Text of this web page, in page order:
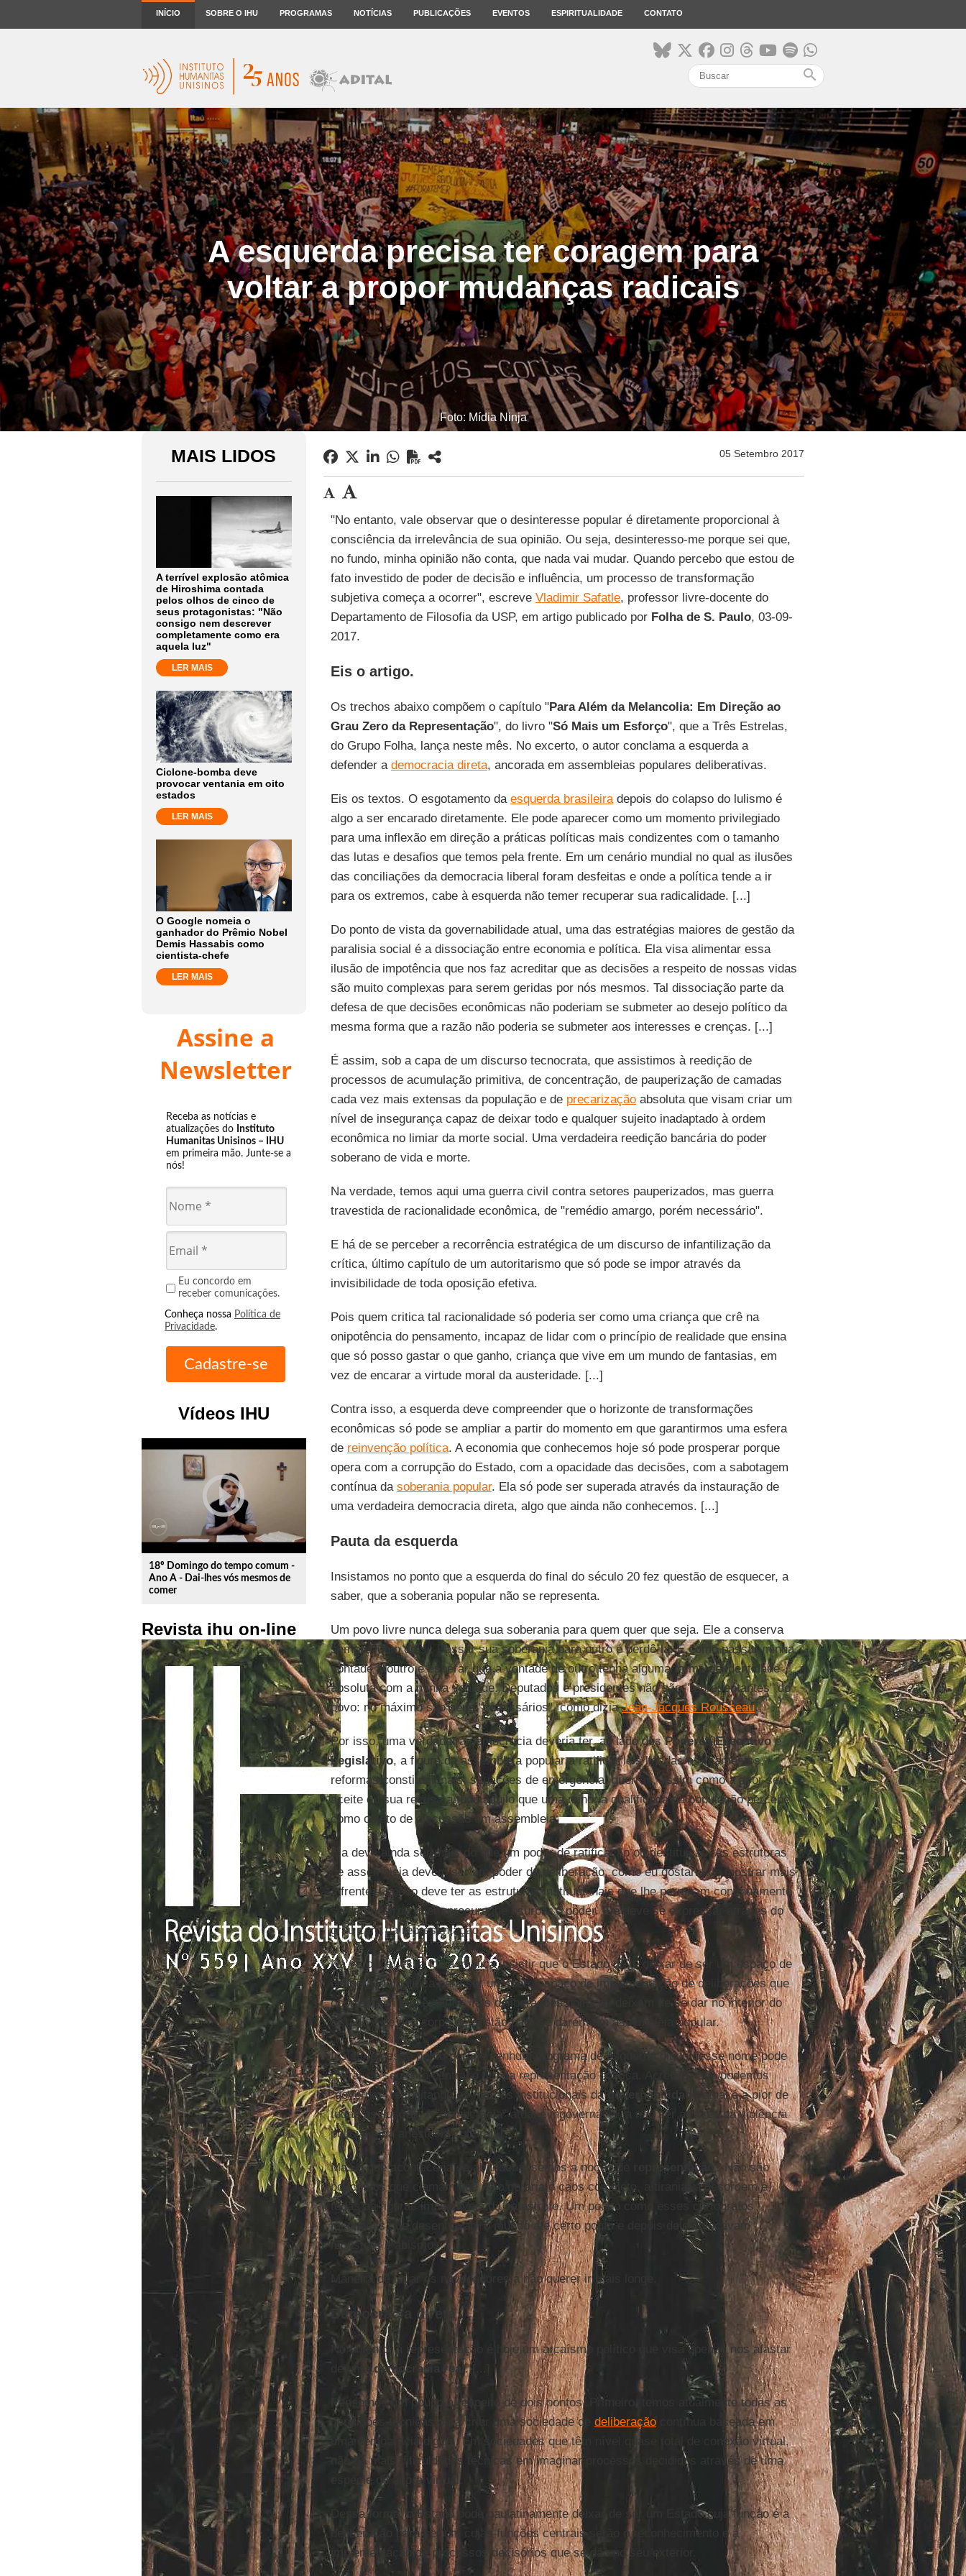
INÍCIO SOBRE O IHU PROGRAMAS NOTÍCIAS PUBLICAÇÕES EVENTOS ESPIRITUALIDADE CONTATO
search
A esquerda precisa ter coragem para
voltar a propor mudanças radicais
Foto: Mídia Ninja
MAIS LIDOS
A terrível explosão atômica
de Hiroshima contada
pelos olhos de cinco de
seus protagonistas: "Não
consigo nem descrever
completamente como era
aquela luz"
LER MAIS
Ciclone-bomba deve
provocar ventania em oito
estados
LER MAIS
O Google nomeia o
ganhador do Prêmio Nobel
Demis Hassabis como
cientista-chefe
LER MAIS
Assine a
Newsletter
Receba as notícias e
atualizações do Instituto
Humanitas Unisinos – IHU
em primeira mão. Junte-se a
nós!
Eu concordo em
receber comunicações.
Conheça nossa Política de
Privacidade.
Vídeos IHU
play_circle_outline
18º Domingo do tempo comum -
Ano A - Dai-lhes vós mesmos de
comer
Revista ihu on-line
05 Setembro 2017
"No entanto, vale observar que o desinteresse popular é diretamente proporcional à
consciência da irrelevância de sua opinião. Ou seja, desinteresso-me porque sei que,
no fundo, minha opinião não conta, que nada vai mudar. Quando percebo que estou de
fato investido de poder de decisão e influência, um processo de transformação
subjetiva começa a ocorrer", escreve Vladimir Safatle, professor livre-docente do
Departamento de Filosofia da USP, em artigo publicado por Folha de S. Paulo, 03-09-
2017.
Eis o artigo.
Os trechos abaixo compõem o capítulo "Para Além da Melancolia: Em Direção ao
Grau Zero da Representação", do livro "Só Mais um Esforço", que a Três Estrelas,
do Grupo Folha, lança neste mês. No excerto, o autor conclama a esquerda a
defender a democracia direta, ancorada em assembleias populares deliberativas.
Eis os textos. O esgotamento da esquerda brasileiradepois do colapso do lulismo é
algo a ser encarado diretamente. Ele pode aparecer como um momento privilegiado
para uma inflexão em direção a práticas políticas mais condizentes com o tamanho
das lutas e desafios que temos pela frente. Em um cenário mundial no qual as ilusões
das conciliações da democracia liberal foram desfeitas e onde a política tende a ir
para os extremos, cabe à esquerda não temer recuperar sua radicalidade. [...]
Do ponto de vista da governabilidade atual, uma das estratégias maiores de gestão da
paralisia social é a dissociação entre economia e política. Ela visa alimentar essa
ilusão de impotência que nos faz acreditar que as decisões a respeito de nossas vidas
são muito complexas para serem geridas por nós mesmos. Tal dissociação parte da
defesa de que decisões econômicas não poderiam se submeter ao desejo político da
mesma forma que a razão não poderia se submeter aos interesses e crenças. [...]
É assim, sob a capa de um discurso tecnocrata, que assistimos à reedição de
processos de acumulação primitiva, de concentração, de pauperização de camadas
cada vez mais extensas da população e de precarizaçãoabsoluta que visam criar um
nível de insegurança capaz de deixar todo e qualquer sujeito inadaptado à ordem
econômica no limiar da morte social. Uma verdadeira reedição bancária do poder
soberano de vida e morte.
Na verdade, temos aqui uma guerra civil contra setores pauperizados, mas guerra
travestida de racionalidade econômica, de "remédio amargo, porém necessário".
E há de se perceber a recorrência estratégica de um discurso de infantilização da
crítica, último capítulo de um autoritarismo que só pode se impor através da
invisibilidade de toda oposição efetiva.
Pois quem critica tal racionalidade só poderia ser como uma criança que crê na
onipotência do pensamento, incapaz de lidar com o princípio de realidade que ensina
que só posso gastar o que ganho, criança que vive em um mundo de fantasias, em
vez de encarar a virtude moral da austeridade. [...]
Contra isso, a esquerda deve compreender que o horizonte de transformações
econômicas só pode se ampliar a partir do momento em que garantirmos uma esfera
de reinvenção política. A economia que conhecemos hoje só pode prosperar porque
opera com a corrupção do Estado, com a opacidade das decisões, com a sabotagem
contínua da soberania popular. Ela só pode ser superada através da instauração de
uma verdadeira democracia direta, algo que ainda não conhecemos. [...]
Pauta da esquerda
Insistamos no ponto que a esquerda do final do século 20 fez questão de esquecer, a
saber, que a soberania popular não se representa.
Um povo livre nunca delega sua soberania para quem quer que seja. Ele a conserva
sempre junto de si. Passar sua soberania para outro é perdê-la. É como passar minha
vontade a outro e esperar que a vontade de outro tenha alguma forma de identidade
absoluta com a minha vontade. Deputados e presidentes não são "representantes" do
povo: no máximo são seus "comissários", como diziaJean-Jacques Rousseau.
Por isso, uma verdadeira democracia deveria ter, ao lado dosPoderes Executivoe
Legislativo, a figura da assembleia popular a ratificar leis ligadas a orçamentos,
reformas constitucionais, situações de emergência, guerras, assim como a apor seu
aceite ou sua recusa a tudo aquilo que uma minoria qualificada da população percebe
como objeto de discussão em assembleia.
Ela deve ainda ser mais do que um poder de ratificação ou destituição. As estruturas
de assembleia devem ser um poder de deliberação, como eu gostaria de mostrar mais
à frente. O povo deve ter as estruturas institucionais que lhe permitam continuamente
se defender de quem procura lhe usurpar o poder. Ele deve se expressar através do
grau zero da representação.
Na verdade, essa ideia implica insistir que o Estado deve deixar de ser um espaço de
deliberação política para ser um mero espaço de implementação de deliberações que
ocorrem em seu exterior. Tais deliberações políticas deixam de se dar no interior do
Estado e de seu corpo de gestão para se darem em assembleia popular.
Insistiria nesse ponto porque nenhum programa de esquerda digno desse nome pode
retirar de seu eixo central o fim da representação política. Acreditar que podemos
"governar" respeitando os marcos institucionais dagovernabilidade
atual é a pior de
todas as ilusões. A "democracia" atual é ingovernável, a não ser através da violência
policial e da anestesia cultural. [...]
Mas o que aconteceria se abandonássemos a noção de representação ? Não são
poucos os que clamam que isso geraria o caos completo, a tirania, a desordem e
todas as figuras imagináveis da catástrofe. Um pouco como esses cartógrafos
medievais que desenhavam o mundo até certo ponto e depois dele colocavam
monstros e abismos.
Maneira de levar os navegadores a não querer ir mais longe.
Democracia direta
No entanto, a representação é hoje um arcaísmo político que visa apenas nos afastar
de umademocracia real. [...]
Pensemos um pouco a respeito de dois pontos. Primeiro, temos atualmente todas as
condições técnicas para criar uma sociedade de deliberaçãocontínua baseada em
uma democracia digital. Em sociedades que têm nível quase total de conexão virtual,
não há mais dificuldades técnicas em imaginar processos decididos através de uma
espécie de ágora virtual.
Dessa forma, o Estado pode paulatinamente deixar de ser um Estado cuja função é a
deliberação para ser um cujas funções centrais serão o reconhecimento e a
implementação de processos decisórios que se dão no seu exterior.